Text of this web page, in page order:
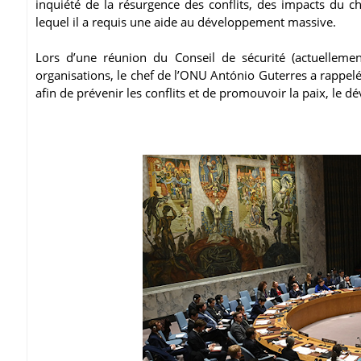
inquiété de la résurgence des conflits, des impacts du
lequel il a requis une aide au développement massive.
Lors d’une réunion du Conseil de sécurité
organisations, le chef de l’ONU António Guterres a
afin de prévenir les conflits et de promouvoir la paix, le